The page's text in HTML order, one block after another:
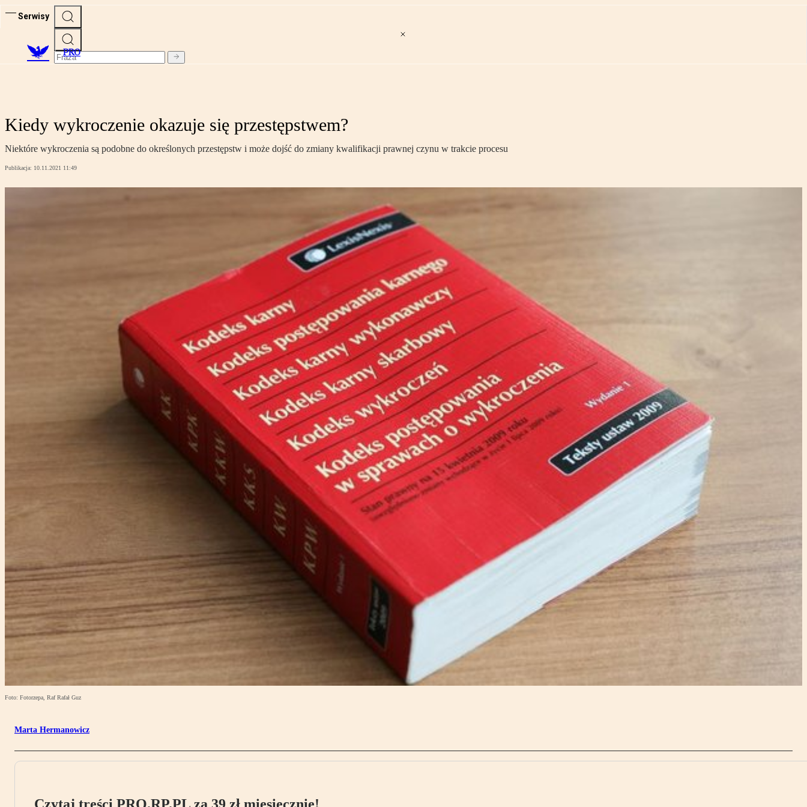
Serwisy
PRO
Kiedy wykroczenie okazuje się przestępstwem?
Niektóre wykroczenia są podobne do określonych przestępstw i może dojść do zmiany kwalifikacji prawnej czynu w trakcie procesu
Publikacja: 10.11.2021 11:49
Foto: Fotorzepa, Raf Rafał Guz
Marta Hermanowicz